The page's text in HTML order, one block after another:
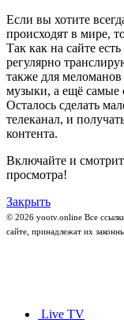
Если вы хотите
происходят в мире,
Так как на сайте
регулярно
также для
музыки, а ещё самые
Осталось сделать
телеканал, и
контента.
Включайте и
просмотра!
Закрыть
© 2026 yootv.online Все
сайте, принадлежат их
Live TV